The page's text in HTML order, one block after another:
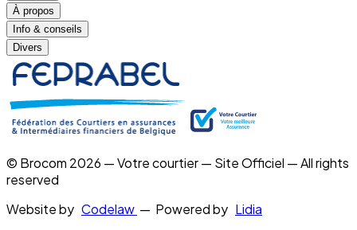
À propos
Info & conseils
Divers
© Brocom 2026 — Votre courtier — Site Officiel — All rights
reserved
Website by Codelaw — Powered by Lidia